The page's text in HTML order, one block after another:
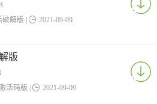
解版 |  2021-09-09
版
活码版 |  2021-09-09